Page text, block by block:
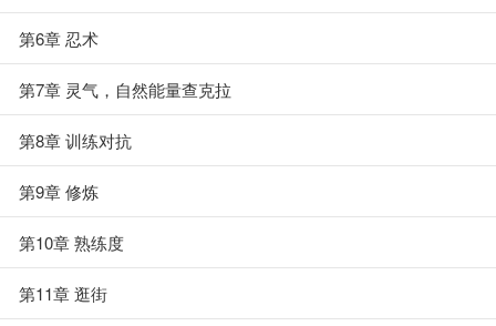
第6章 忍术
第7章 灵气，自然能量查克拉
第8章 训练对抗
第9章 修炼
第10章 熟练度
第11章 逛街